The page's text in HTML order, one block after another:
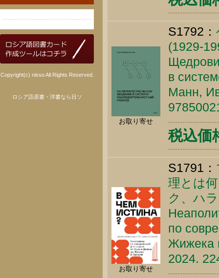
Copyright(c) nisso All Rights Reserved.
ロシア語原書・洋書なら日ソ
お取り寄せ
S1792：
(1929-
в
Манн,
税込価
お取り寄せ
S1791：
理とは
ク、ハ
по
Жижека
2024.